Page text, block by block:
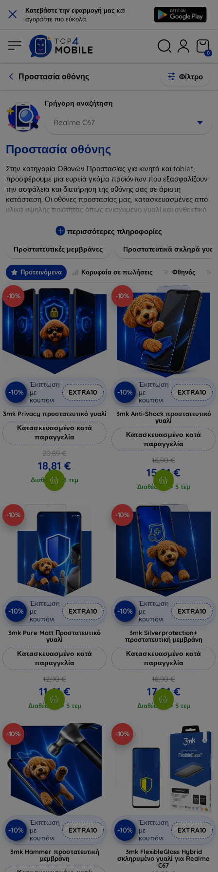
× Κατεβάστε την εφαρμογή μας και
αγοράστε πιο εύκολα.
0
Προστασία οθόνης Φίλτρο
Γρήγορη αναζήτηση
Realme C67
Προστασία οθόνης
Στην κατηγορία Οθονών Προστασίας για κινητά και tablet,
προσφέρουμε μια ευρεία γκάμα προϊόντων που εξασφαλίζουν
την ασφάλεια και διατήρηση της οθόνης σας σε άριστη
κατάσταση. Οι οθόνες προστασίας μας, κατασκευασμένες από
υλικά υψηλής ποιότητας όπως ενισχυμένο γυαλί και ανθεκτικό
και πτώσεις. Επιπλέον, είναι εύκολες στην εφαρμογή και δεν
φωτεινότητα της οθόνης σας. Επιλέξτε από τις τελευταίες
των προτύπων συσκευών, προσφέροντας παράλληλα
απαράμιλλη εμπειρία χρήστη.
περισσότερες πληροφορίες
Προστατευτικές μεμβράνες Προστατευτικά σκληρά
Προτεινόμενα Κορυφαία σε πωλήσεις Φθηνός
-10%
-10%
Έκπτωση
με
κουπόνι
EXTRA10
3mk Privacy προστατευτικό γυαλί
Κατασκευασμένο κατά
παραγγελία
20,89 €
18,81 €
Διαθέσιμο 3 τεμ
-10%
-10%
Έκπτωση
με
κουπόνι
EXTRA10
3mk Anti-Shock προστατευτικό
γυαλί
Κατασκευασμένο κατά
παραγγελία
16,90 €
15,21 €
Διαθέσιμο > 5 τεμ
-10%
-10%
Έκπτωση
με
κουπόνι
EXTRA10
3mk Pure Matt Προστατευτικό
γυαλί
Κατασκευασμένο κατά
παραγγελία
12,90 €
11,61 €
Διαθέσιμο > 5 τεμ
-10%
-10%
Έκπτωση
με
κουπόνι
EXTRA10
3mk Silverprotection+
προστατευτική μεμβράνη
Κατασκευασμένο κατά
παραγγελία
18,90 €
17,01 €
Διαθέσιμο > 5 τεμ
-10%
-10%
Έκπτωση
με
κουπόνι
EXTRA10
3mk Hammer προστατευτική
μεμβράνη
-10%
-10%
Έκπτωση
με
κουπόνι
EXTRA10
3mk FlexibleGlass Hybrid
σκληρυμένο γυαλί για Realme
C67